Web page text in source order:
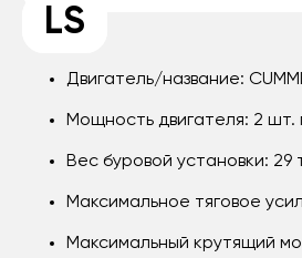
LS
Двигатель/название:
Мощность двигателя: 2 шт.
Вес буровой установки: 29
Максимальное тяговое
Максимальный крутящий